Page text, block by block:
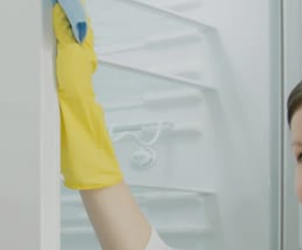
வைக்கவும். இது
துர்நாற்றத்தையும்